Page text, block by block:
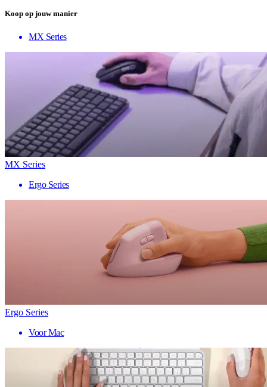
Koop op jouw manier
MX Series
MX Series
Ergo Series
Ergo Series
Voor Mac